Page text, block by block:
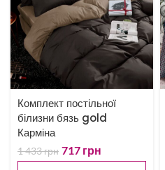
Комплект постільної
білизни бязь gold
Карміна
1 433грн 717 грн